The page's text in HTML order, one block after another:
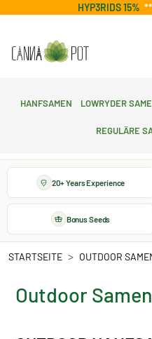
HYP3RIDS 15%
Hanfsamen Lowryder
Reguläre
20+ Years Experience
Bonus Seeds
STARTSEITE OUTDOOR
Outdoor Samen